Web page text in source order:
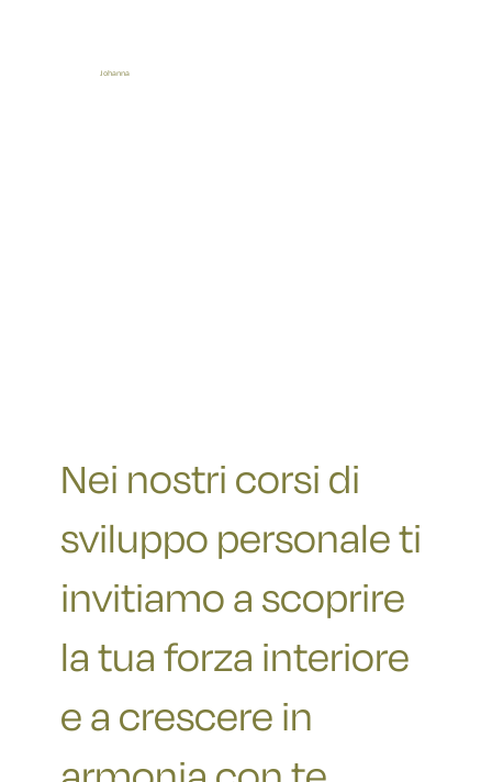
Johanna
Nei nostri corsi di
sviluppo personale ti
invitiamo a scoprire
la tua forza interiore
e a crescere in